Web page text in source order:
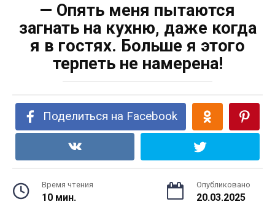
— Опять меня пытаются
загнать на кухню, даже когда
я в гостях. Больше я этого
терпеть не намерена!
Поделиться на Facebook
Время чтения
10 мин.
Опубликовано
20.03.2025